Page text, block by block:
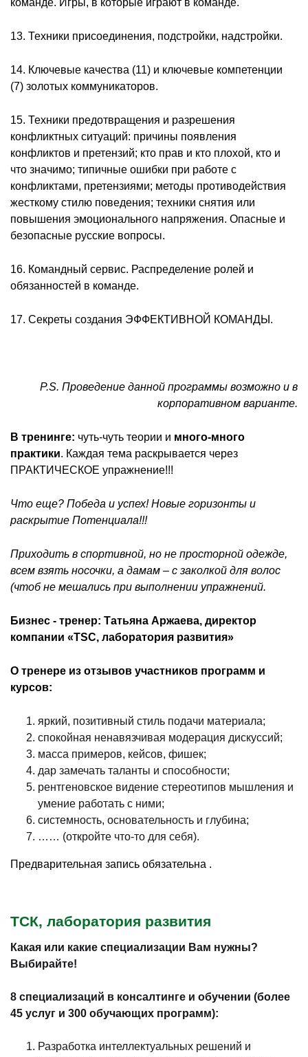
13. Техники присоединения, подстройки, надстройки.
14. Ключевые качества (11) и ключевые компетенции
(7) золотых коммуникаторов.
15. Техники предотвращения и разрешения
конфликтных ситуаций: причины появления
конфликтов и претензий; кто прав и кто плохой, кто и
что значимо; типичные ошибки при работе с
конфликтами, претензиями; методы противодействия
жесткому стилю поведения; техники снятия или
повышения эмоционального напряжения. Опасные и
безопасные русские вопросы.
16. Командный сервис. Распределение ролей и
обязанностей в команде.
17. Секреты создания ЭФФЕКТИВНОЙ КОМАНДЫ.
P.S. Проведение данной программы возможно и в
корпоративном варианте.
В тренинге: чуть-чуть теории и много-много
практики. Каждая тема раскрывается через
ПРАКТИЧЕСКОЕ упражнение!!!
Что еще? Победа и успех! Новые горизонты и
раскрытие Потенциала!!!
Приходить в спортивной, но не просторной одежде,
всем взять носочки, а дамам – с заколкой для волос
(чтоб не мешались при выполнении упражнений.
Бизнес - тренер: Татьяна Аржаева, директор
компании «TSC, лаборатория развития»
О тренере из отзывов участников программ и
курсов:
яркий, позитивный стиль подачи материала;
спокойная ненавязчивая модерация дискуссий;
масса примеров, кейсов, фишек;
дар замечать таланты и способности;
рентгеновское видение стереотипов мышления и
умение работать с ними;
системность, основательность и глубина;
…… (откройте что-то для себя).
Предварительная запись обязательна .
ТСК, лаборатория развития
Какая или какие специализации Вам нужны?
Выбирайте!
8 специализаций в консалтинге и обучении (более
45 услуг и 300 обучающих программ):
Разработка интеллектуальных решений и